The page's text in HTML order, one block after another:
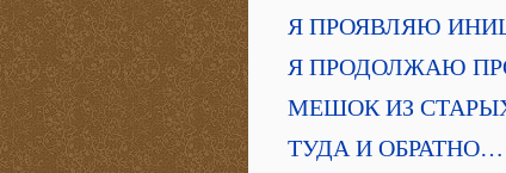
Я ПРОЯВЛЯЮ
Я ПРОДОЛЖАЮ
МЕШОК ИЗ
ТУДА И ОБРАТНО…